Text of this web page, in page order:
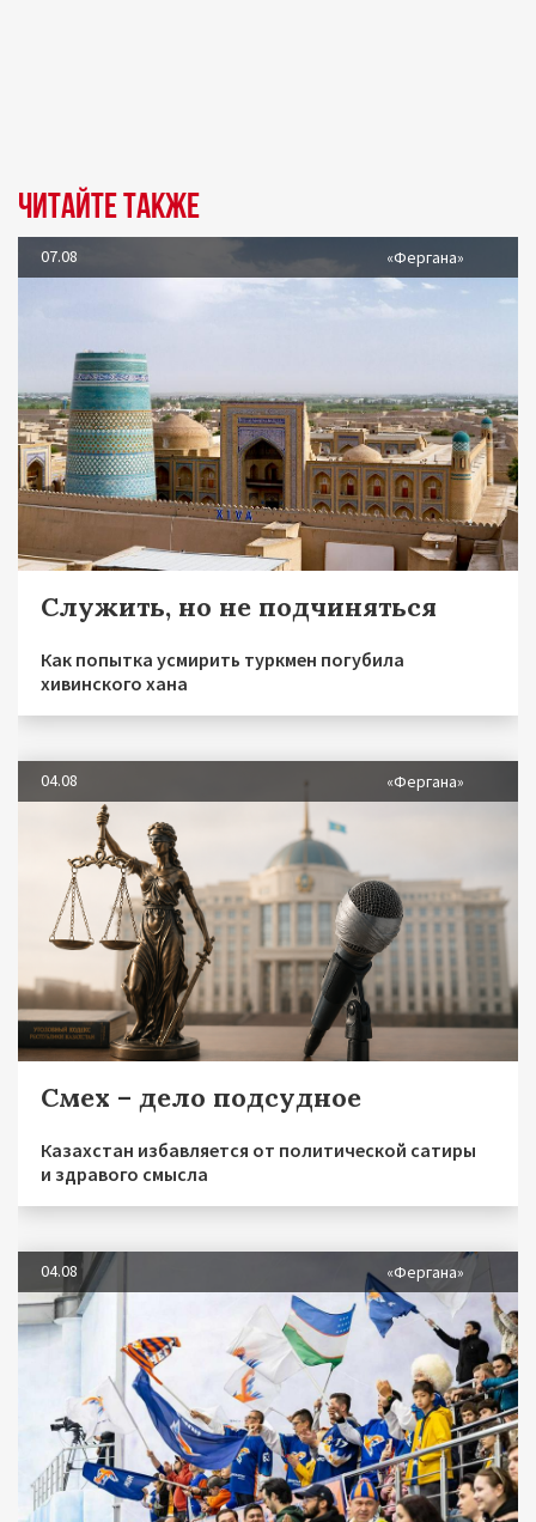
Читайте также
07.08 «Фергана»
Служить, но не подчиняться
Как попытка усмирить туркмен погубила
хивинского хана
04.08 «Фергана»
Смех – дело подсудное
Казахстан избавляется от политической сатиры
и здравого смысла
04.08 «Фергана»